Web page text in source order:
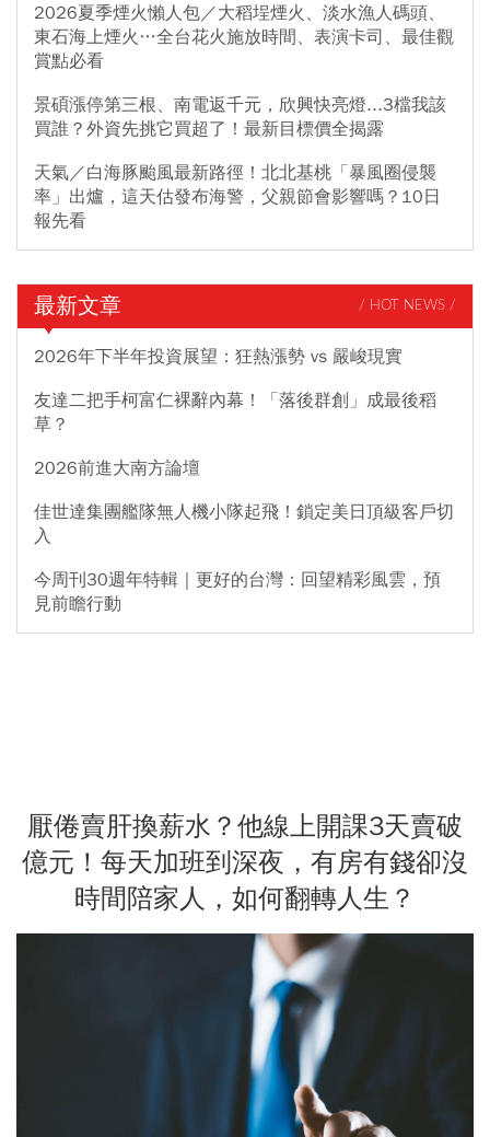
2026夏季煙火懶人包／大稻埕煙火、淡水漁人碼頭、
東石海上煙火…全台花火施放時間、表演卡司、最佳觀
賞點必看
景碩漲停第三根、南電返千元，欣興快亮燈...3檔我該
買誰？外資先挑它買超了！最新目標價全揭露
天氣／白海豚颱風最新路徑！北北基桃「暴風圈侵襲
率」出爐，這天估發布海警，父親節會影響嗎？10日
報先看
最新文章 / HOT NEWS /
2026年下半年投資展望：狂熱漲勢 vs 嚴峻現實
友達二把手柯富仁裸辭內幕！「落後群創」成最後稻
草？
2026前進大南方論壇
佳世達集團艦隊無人機小隊起飛！鎖定美日頂級客戶切
入
今周刊30週年特輯｜更好的台灣：回望精彩風雲，預
見前瞻行動
厭倦賣肝換薪水？他線上開課3天賣破
億元！每天加班到深夜，有房有錢卻沒
時間陪家人，如何翻轉人生？